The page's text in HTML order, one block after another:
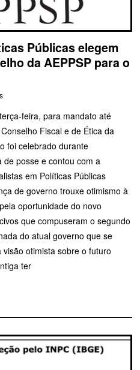
Públicas elegem
da AEPPSP para o
feira, para mandato até
Fiscal e de Ética da
foi celebrado durante
de posse e contou com a
em Políticas Públicas
de governo trouxe otimismo à
oportunidade do novo
que compuseram o segundo
do atual governo que se
otimista sobre o futuro
ter